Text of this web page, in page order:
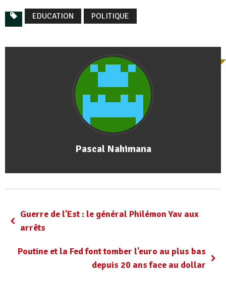
EDUCATION POLITIQUE
Pascal Nahimana
Guerre de l’Est : le général Philémon Yav aux
arrêts
Poutine et la Fed font tomber l’euro au plus bas
depuis 20 ans face au dollar